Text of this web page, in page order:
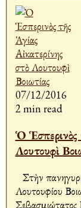
07/12/2016
2 min read
Ὁ Ἑσπερινὸς
Λουτουφὶ
Στὴν
Λουτουφίου
Σεβασμιώτατος